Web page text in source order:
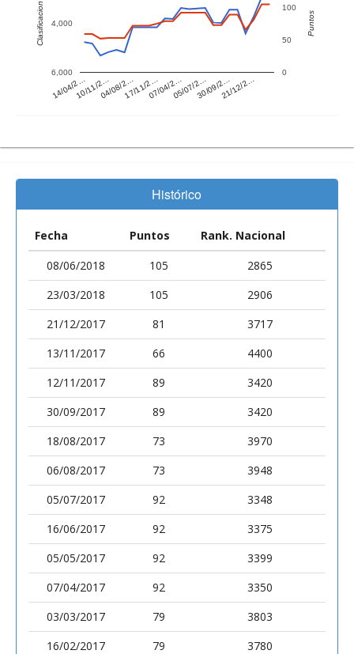
14/04/2…10/11/2…04/08/2…17/11/2…07/04/2…05/07/2…30/09/2…21/12/2…
4,000
6,000 0
50
100
Clasificacion Puntos
Histórico
Fecha Puntos
Rank. Nacional
08/06/2018
105
2865
23/03/2018
105
2906
21/12/2017
81
3717
13/11/2017
66
4400
12/11/2017
89
3420
30/09/2017
89
3420
18/08/2017
73
3970
06/08/2017
73
3948
05/07/2017
92
3348
16/06/2017
92
3375
05/05/2017
92
3399
07/04/2017
92
3350
03/03/2017
79
3803
16/02/2017
79
3780